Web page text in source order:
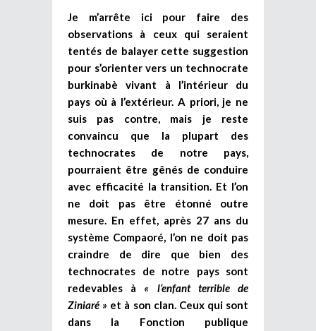
Je m’arrête ici pour faire des
observations à ceux qui seraient
tentés de balayer cette suggestion
pour s’orienter vers un technocrate
burkinabè vivant à l’intérieur du
pays où à l’extérieur. A priori, je ne
suis pas contre, mais je reste
convaincu que la plupart des
technocrates de notre pays,
pourraient être gênés de conduire
avec efficacité la transition. Et l’on
ne doit pas être étonné outre
mesure. En effet, après 27 ans du
système Compaoré, l’on ne doit pas
craindre de dire que bien des
technocrates de notre pays sont
redevables à « l’enfant terrible de
Ziniaré » et à son clan. Ceux qui sont
dans la Fonction publique